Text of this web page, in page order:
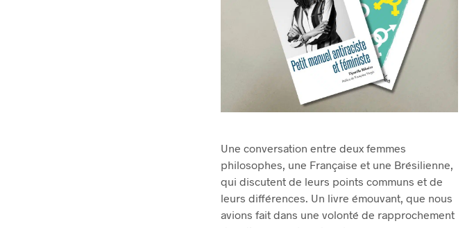
Une conversation entre deux femmes
philosophes, une Française et une Brésilienne,
qui discutent de leurs points communs et de
leurs différences. Un livre émouvant, que nous
avions fait dans une volonté de rapprochement